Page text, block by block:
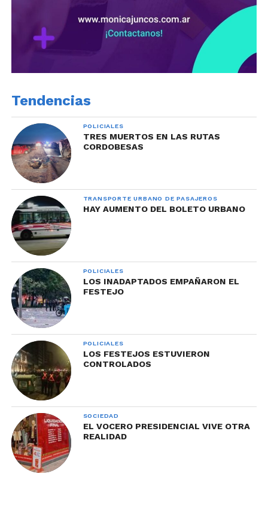
Tendencias
POLICIALES
TRES MUERTOS EN LAS RUTAS
CORDOBESAS
TRANSPORTE URBANO DE PASAJEROS
HAY AUMENTO DEL BOLETO URBANO
POLICIALES
LOS INADAPTADOS EMPAÑARON EL
FESTEJO
POLICIALES
LOS FESTEJOS ESTUVIERON
CONTROLADOS
SOCIEDAD
EL VOCERO PRESIDENCIAL VIVE OTRA
REALIDAD